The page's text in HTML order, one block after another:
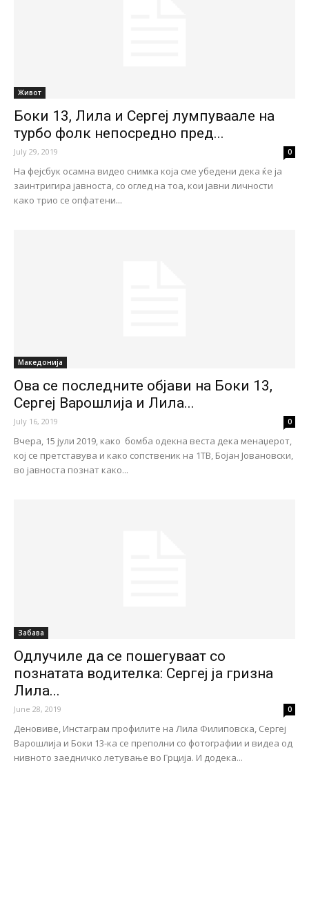
Живот
Боки 13, Лила и Сергеј лумпуваале на
турбо фолк непосредно пред...
July 29, 2019 0
На фејсбук осамна видео снимка која сме убедени дека ќе ја
заинтригира јавноста, со оглед на тоа, кои јавни личности
како трио се опфатени...
Македонија
Ова се последните објави на Боки 13,
Сергеј Варошлија и Лила...
July 16, 2019 0
Вчера, 15 јули 2019, како бомба одекна веста дека менаџерот,
кој се претставува и како сопственик на 1ТВ, Бојан Јовановски,
во јавноста познат како...
Забава
Одлучиле да се пошегуваат со
познатата водителка: Сергеј ја гризна
Лила...
June 28, 2019 0
Деновиве, Инстаграм профилите на Лила Филиповска, Сергеј
Варошлија и Боки 13-ка се преполни со фотографии и видеа од
нивното заедничко летување во Грција. И додека...